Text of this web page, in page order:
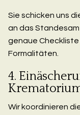
Sie schicken uns
an das
genaue Checkliste
Formalitäten.
4.
Wir koordinieren